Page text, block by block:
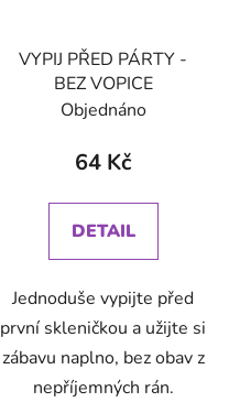
VYPIJ PŘED PÁRTY -
BEZ VOPICE
Objednáno
64 Kč
DETAIL
Jednoduše vypijte před
první skleničkou a užijte si
zábavu naplno, bez obav z
nepříjemných rán.